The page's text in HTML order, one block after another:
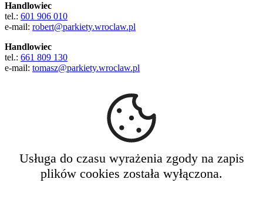
Handlowiec
tel.: 601 906 010
e-mail: robert@parkiety.wroclaw.pl
Handlowiec
tel.: 661 809 130
e-mail: tomasz@parkiety.wroclaw.pl